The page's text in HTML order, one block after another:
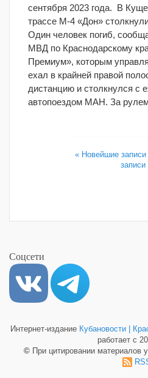
сентября 2023 года. В
трассе М-4 «Дон»
Один человек погиб,
МВД по Краснодарскому
Премиум», которым
ехал в крайней правой
дистанцию и столкнулся с
автопоездом МАН. За
« Новейшие записи
записи
Соцсети
Интернет-издание Кубановости |
работает с
© При цитировании материалов